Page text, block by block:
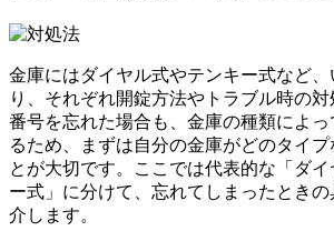
金庫にはダイヤル式やテンキー式など
り、それぞれ開錠方法やトラブル時の対
番号を忘れた場合も、金庫の種類によ
るため、まずは自分の金庫がどのタイプ
とが大切です。ここでは代表的な「ダ
ー式」に分けて、忘れてしまったとき
介します。